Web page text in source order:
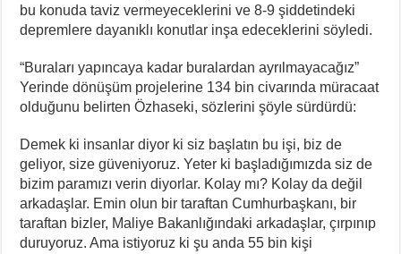
bu konuda taviz vermeyeceklerini ve 8-9 şiddetindeki
depremlere dayanıklı konutlar inşa edeceklerini söyledi.
“Buraları yapıncaya kadar buralardan ayrılmayacağız”
Yerinde dönüşüm projelerine 134 bin civarında müracaat
olduğunu belirten Özhaseki, sözlerini şöyle sürdürdü:
Demek ki insanlar diyor ki siz başlatın bu işi, biz de
geliyor, size güveniyoruz. Yeter ki başladığımızda siz de
bizim paramızı verin diyorlar. Kolay mı? Kolay da değil
arkadaşlar. Emin olun bir taraftan Cumhurbaşkanı, bir
taraftan bizler, Maliye Bakanlığındaki arkadaşlar, çırpınıp
duruyoruz. Ama istiyoruz ki şu anda 55 bin kişi